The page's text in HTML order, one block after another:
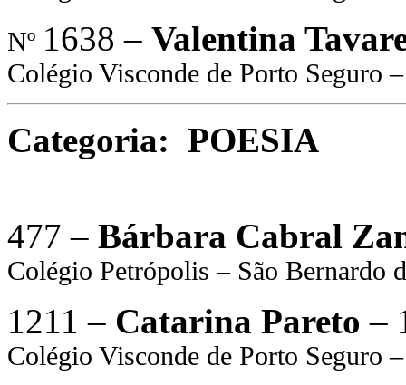
Nº 1638 – Valentina
Colégio Visconde de Porto Seguro
Categoria: POESIA
477 – Bárbara Cabral
Colégio Petrópolis – São Bernardo
1211 – Catarina Pareto –
Colégio Visconde de Porto Seguro